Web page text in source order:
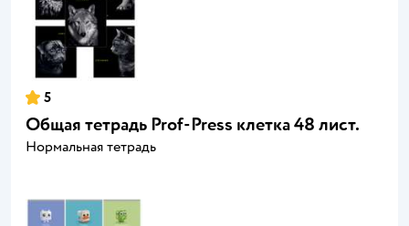
5
Общая тетрадь Prof-Press клетка 48 лист.
Нормальная тетрадь